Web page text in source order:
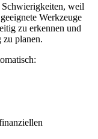
Schwierigkeiten, weil
Werkzeuge
zu erkennen und
zu planen.